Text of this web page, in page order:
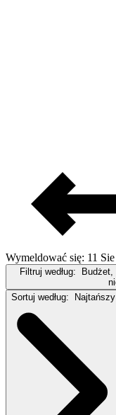
Wymeldować się: 11 Sie
Filtruj według:
Budżet,
Sortuj według:
Najtańszy